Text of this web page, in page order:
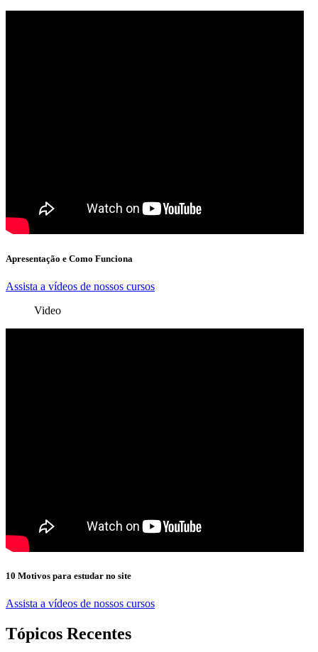
Apresentação e Como Funciona
Assista a vídeos de nossos cursos
Video
10 Motivos para estudar no site
Assista a vídeos de nossos cursos
Tópicos Recentes